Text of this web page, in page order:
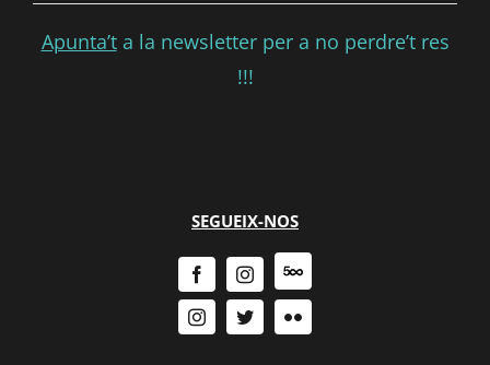
Apunta’ta la newsletter per a no perdre’t res
!!!
SEGUEIX-NOS